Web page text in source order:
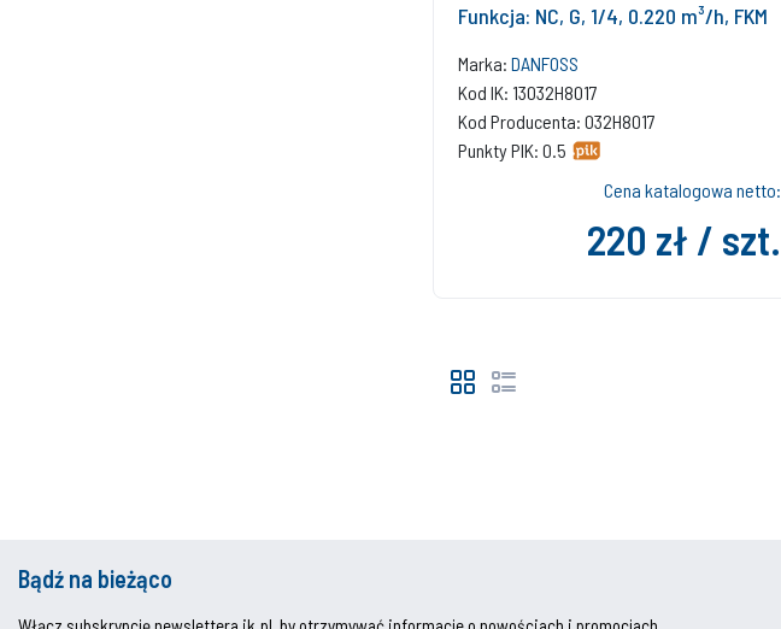
Funkcja: NC, G, 1/4, 0.220 m³/h, FKM
Marka: DANFOSS
Kod IK: 13032H8017
Kod Producenta: 032H8017
Punkty PIK: 0.5
Cena katalogowa netto:
220 zł / szt.
Bądź na bieżąco